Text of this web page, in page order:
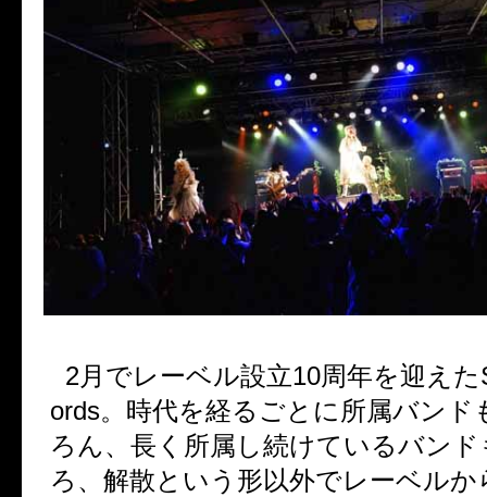
2月でレーベル設立10周年を迎えた
ords。時代を経るごとに所属バンド
ろん、長く所属し続けているバン
ろ、解散という形以外でレーベル